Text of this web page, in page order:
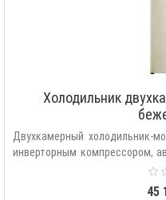
Холодильник
Двухкамерный холодильник-
инверторным компрессором,
45